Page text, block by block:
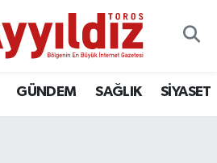
GÜNDEM SAĞLIK SİYASET